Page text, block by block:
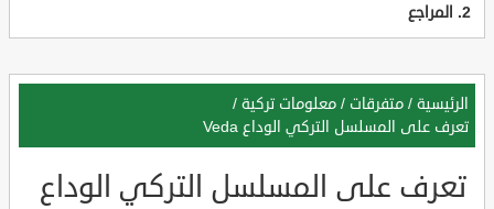
المراجع
الرئيسية / متفرقات / معلومات تركية /
تعرف على المسلسل التركي الوداع Veda
تعرف على المسلسل التركي الوداع